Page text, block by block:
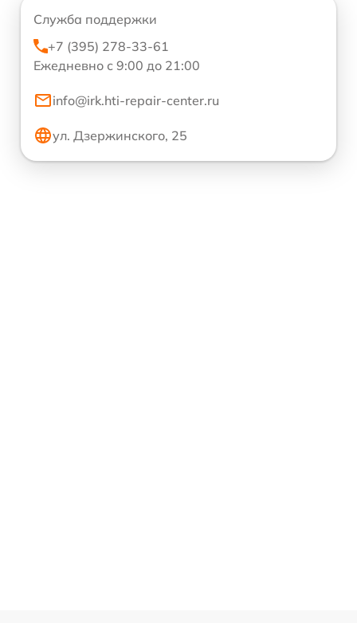
Служба поддержки
+7 (395) 278-33-61
Ежедневно с 9:00 до 21:00
info@irk.hti-repair-center.ru
ул. Дзержинского, 25